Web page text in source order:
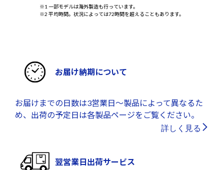
※1 一部モデルは海外製造も行っています。
※2 平均時間。状況によっては72時間を超えることもあります。
お届け納期について
お届けまでの日数は3営業日～製品によって異なるた
め、出荷の予定日は各製品ページをご覧ください。
詳しく見る
翌営業日出荷サービス